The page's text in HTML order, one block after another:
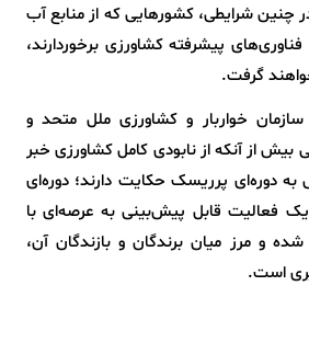
چنین شرایطی، کشورهایی که از منابع آب
پیشرفته کشاورزی برخوردارند،
گرفت.
خواربار و کشاورزی ملل متحد و
بیش از آنکه از نابودی کامل کشاورزی خبر
دوره‌ای پرریسک حکایت دارند؛ دوره‌ای
فعالیت قابل پیش‌بینی به عرصه‌ای با
و مرز میان برندگان و بازندگان آن،
است.